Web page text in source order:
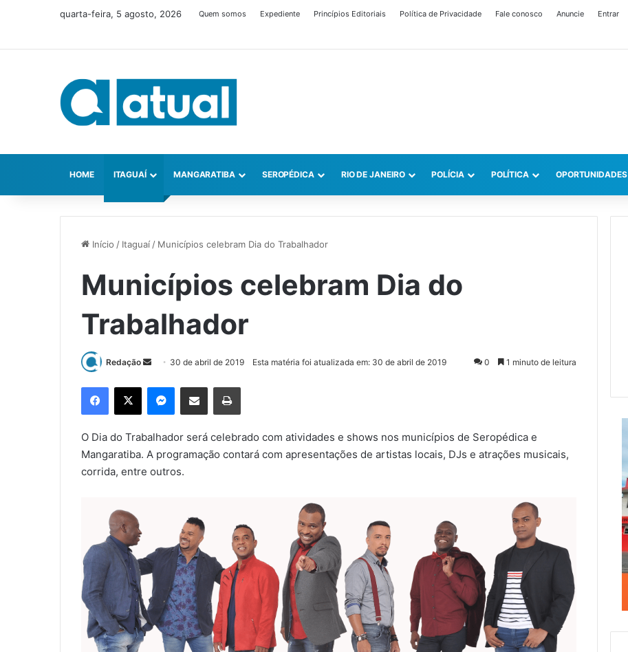
quarta-feira, 5 agosto, 2026 Quem somos Expediente Princípios Editoriais Política de Privacidade Fale conosco Anuncie Entrar
HOME ITAGUAÍ MANGARATIBA SEROPÉDICA RIO DE JANEIRO POLÍCIA POLÍTICA OPORTUNIDADES
Início / Itaguaí/ Municípios celebram Dia do Trabalhador
Municípios celebram Dia do
Trabalhador
Redação
m
e
l
30 de abril de 2019 Esta matéria foi atualizada em: 30 de abril de 2019 0 1 minuto de leitura
O Dia do Trabalhador será celebrado com atividades e shows nos municípios de Seropédica e
Mangaratiba. A programação contará com apresentações de artistas locais, DJs e atrações musicais,
corrida, entre outros.